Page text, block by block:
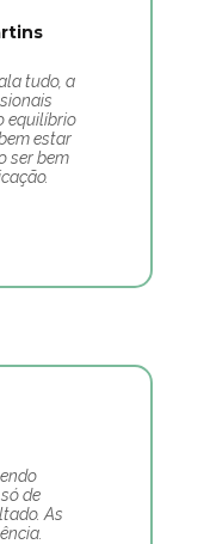
tudo, a
equilíbrio
estar
ser bem
de
As